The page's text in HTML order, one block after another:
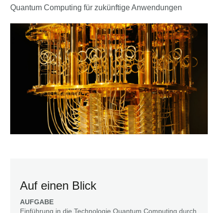
Quantum Computing für zukünftige Anwendungen
Auf einen Blick
AUFGABE
Einführung in die Technologie Quantum Computing durch